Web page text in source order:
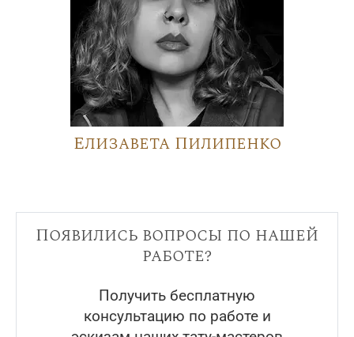
Елизавета Пилипенко
Появились вопросы по нашей
работе?
Получить бесплатную
консультацию по работе и